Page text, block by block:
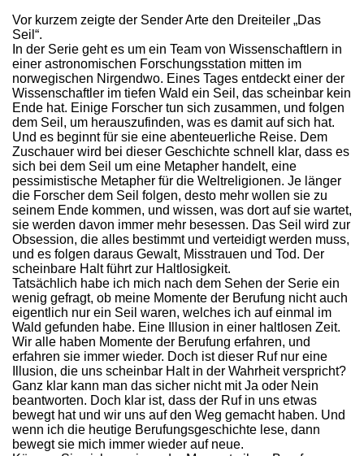
Vor kurzem zeigte der Sender Arte den Dreiteiler „Das
Seil“.
In der Serie geht es um ein Team von Wissenschaftlern in
einer astronomischen Forschungsstation mitten im
norwegischen Nirgendwo. Eines Tages entdeckt einer der
Wissenschaftler im tiefen Wald ein Seil, das scheinbar kein
Ende hat. Einige Forscher tun sich zusammen, und folgen
dem Seil, um herauszufinden, was es damit auf sich hat.
Und es beginnt für sie eine abenteuerliche Reise. Dem
Zuschauer wird bei dieser Geschichte schnell klar, dass es
sich bei dem Seil um eine Metapher handelt, eine
pessimistische Metapher für die Weltreligionen. Je länger
die Forscher dem Seil folgen, desto mehr wollen sie zu
seinem Ende kommen, und wissen, was dort auf sie wartet,
sie werden davon immer mehr besessen. Das Seil wird zur
Obsession, die alles bestimmt und verteidigt werden muss,
und es folgen daraus Gewalt, Misstrauen und Tod. Der
scheinbare Halt führt zur Haltlosigkeit.
Tatsächlich habe ich mich nach dem Sehen der Serie ein
wenig gefragt, ob meine Momente der Berufung nicht auch
eigentlich nur ein Seil waren, welches ich auf einmal im
Wald gefunden habe. Eine Illusion in einer haltlosen Zeit.
Wir alle haben Momente der Berufung erfahren, und
erfahren sie immer wieder. Doch ist dieser Ruf nur eine
Illusion, die uns scheinbar Halt in der Wahrheit verspricht?
Ganz klar kann man das sicher nicht mit Ja oder Nein
beantworten. Doch klar ist, dass der Ruf in uns etwas
bewegt hat und wir uns auf den Weg gemacht haben. Und
wenn ich die heutige Berufungsgeschichte lese, dann
bewegt sie mich immer wieder auf neue.